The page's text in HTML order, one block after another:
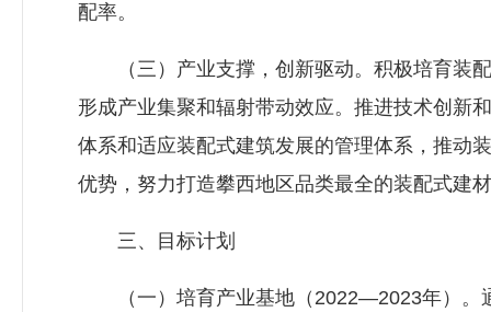
配率。
（三）产业支撑，创新驱动。积极培育装配
形成产业集聚和辐射带动效应。推进技术创新
体系和适应装配式建筑发展的管理体系，推动
优势，努力打造攀西地区品类最全的装配式建
三、目标计划
（一）培育产业基地（2022—2023年）。